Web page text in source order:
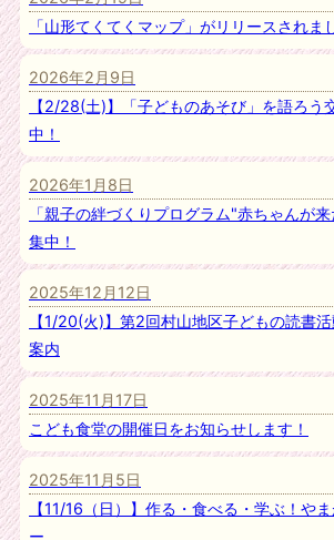
「山形てくてくマップ」がリリースされま
2026年2月9日
【2/28(土)】「子どものあそび」を語ろう
中！
2026年1月8日
「親子の絆づくりプログラム"赤ちゃんが
集中！
2025年12月12日
【1/20(火)】第2回村山地区子どもの読書
案内
2025年11月17日
こども食堂の開催日をお知らせします！
2025年11月5日
【11/16（日）】作る・食べる・学ぶ！や
ー